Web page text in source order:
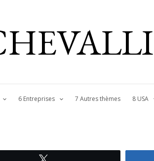
6 Entreprises 7 Autres thèmes 8 USA